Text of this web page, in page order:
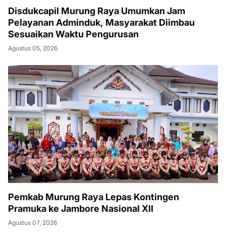
Disdukcapil Murung Raya Umumkan Jam
Pelayanan Adminduk, Masyarakat Diimbau
Sesuaikan Waktu Pengurusan
Agustus 05, 2026
Pemkab Murung Raya Lepas Kontingen
Pramuka ke Jambore Nasional XII
Agustus 07, 2026